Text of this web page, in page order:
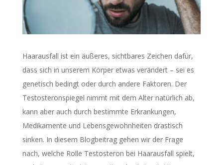
Haarausfall ist ein äußeres, sichtbares Zeichen dafür,
dass sich in unserem Körper etwas verändert – sei es
genetisch bedingt oder durch andere Faktoren. Der
Testosteronspiegel nimmt mit dem Alter natürlich ab,
kann aber auch durch bestimmte Erkrankungen,
Medikamente und Lebensgewohnheiten drastisch
sinken. In diesem Blogbeitrag gehen wir der Frage
nach, welche Rolle Testosteron bei Haarausfall spielt,